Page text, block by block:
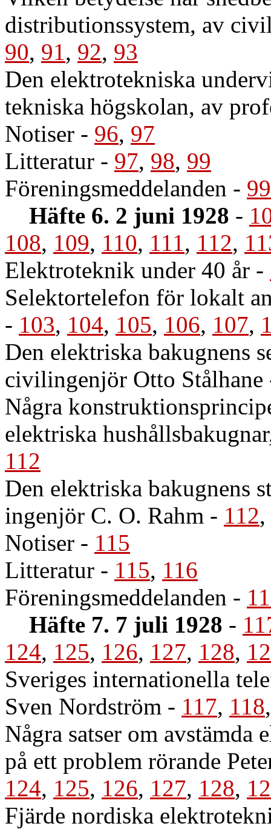
distributionssystem, av
90, 91, 92, 93
Den elektrotekniska
tekniska högskolan, av
Notiser - 96, 97
Litteratur - 97, 98, 99
Föreningsmeddelanden - 99
Häfte 6. 2 juni 1928 -
108, 109, 110, 111, 112,
Elektroteknik under 40 år -
Selektortelefon för lokalt
- 103, 104, 105, 106, 107,
Den elektriska bakugnens
civilingenjör Otto Stålhane
Några
elektriska
112
Den elektriska bakugnens
ingenjör C. O. Rahm - 112,
Notiser - 115
Litteratur - 115, 116
Föreningsmeddelanden -
Häfte 7. 7 juli 1928 -
124, 125, 126, 127, 128,
Sveriges internationella
Sven Nordström - 117, 118
Några satser om avstämda
på ett problem rörande
124, 125, 126, 127, 128,
Fjärde nordiska